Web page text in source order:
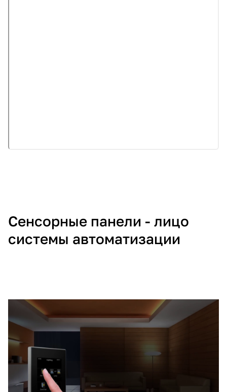
Сенсорные панели - лицо
системы автоматизации